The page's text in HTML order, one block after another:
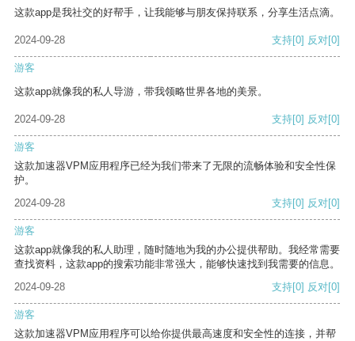
这款app是我社交的好帮手，让我能够与朋友保持联系，分享生活点滴。
2024-09-28 支持[0] 反对[0]
游客
这款app就像我的私人导游，带我领略世界各地的美景。
2024-09-28 支持[0] 反对[0]
游客
这款加速器VPM应用程序已经为我们带来了无限的流畅体验和安全性保
护。
2024-09-28
支持[0] 反对[0]
游客
这款app就像我的私人助理，随时随地为我的办公提供帮助。我经常需要
查找资料，这款app的搜索功能非常强大，能够快速找到我需要的信息。
2024-09-28
支持[0] 反对[0]
游客
这款加速器VPM应用程序可以给你提供最高速度和安全性的连接，并帮